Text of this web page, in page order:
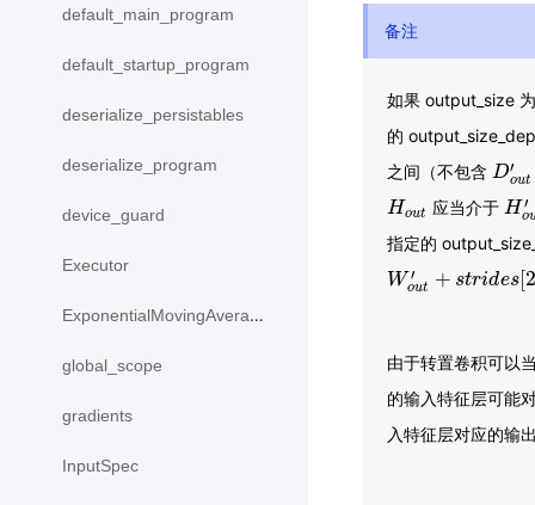
default_main_program
default_startup_program
deserialize_persistables
deserialize_program
device_guard
Executor
ExponentialMovingAverage
global_scope
gradients
InputSpec
备注
如果 output_size
的
之间（不包含 D′
out
Dout′
Hout
Hout 应当介于H ′
o
Hou
指定的
W ′
out + strides[2
Wout′ +st rides[2]
由于转置卷积可以
的输入特征层可能
入特征层对应的输